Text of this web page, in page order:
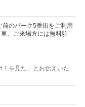
のパーク5番街をご利用
。ご来場方には無料駐
を見た」とお伝えいた